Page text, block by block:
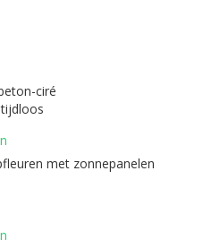
ciré
met zonnepanelen